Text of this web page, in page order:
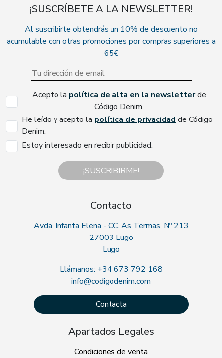
¡SUSCRÍBETE A LA NEWSLETTER!
Al suscribirte obtendrás un 10% de descuento no
acumulable con otras promociones por compras superiores a
65€
Acepto la política de alta en la newsletterde
Código Denim.
He leído y acepto la política de privacidadde Código
Denim.
Estoy interesado en recibir publicidad.
¡SUSCRIBIRME!
Contacto
Avda. Infanta Elena - CC. As Termas, Nº 213
27003 Lugo
Lugo
Llámanos: +34 673 792 168
info@codigodenim.com
Contacta
Apartados Legales
Condiciones de venta